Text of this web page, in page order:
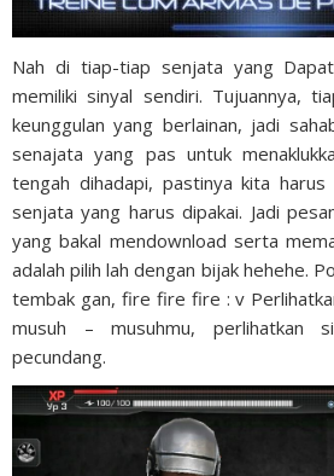
Nah di tiap-tiap senjata yang
memiliki sinyal sendiri. Tujuannya,
keunggulan yang berlainan, jadi
senajata yang pas untuk
tengah dihadapi, pastinya kita
senjata yang harus dipakai. Jadi
yang bakal mendownload serta
adalah pilih lah dengan bijak hehehe.
tembak gan, fire fire fire : v
musuh – musuhmu, perlihatkan
pecundang.